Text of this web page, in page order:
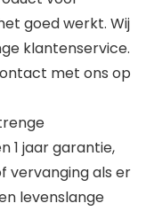
goed werkt. Wij
klantenservice.
met ons op
1 jaar garantie,
vervanging als er
levenslange